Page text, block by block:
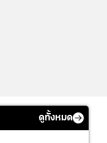
ดูทั้งหมด